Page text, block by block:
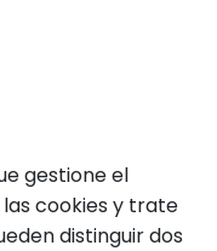
gestione el
cookies y trate
distinguir dos